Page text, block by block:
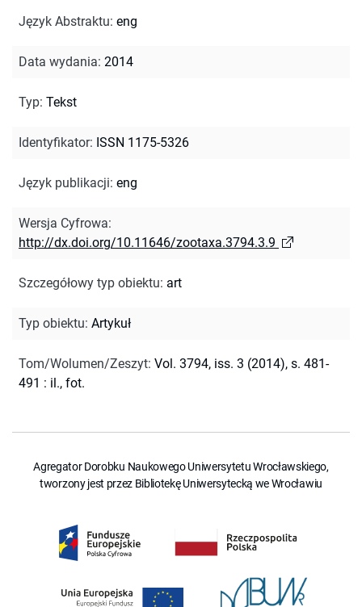
Język Abstraktu: eng
Data wydania: 2014
Typ: Tekst
Identyfikator: ISSN 1175-5326
Język publikacji: eng
Wersja Cyfrowa:
http://dx.doi.org/10.11646/zootaxa.3794.3.9
Szczegółowy typ obiektu: art
Typ obiektu: Artykuł
Tom/Wolumen/Zeszyt: Vol. 3794, iss. 3 (2014), s. 481-
491 : il., fot.
Agregator Dorobku Naukowego Uniwersytetu Wrocławskiego,
tworzony jest przez Bibliotekę Uniwersytecką we Wrocławiu